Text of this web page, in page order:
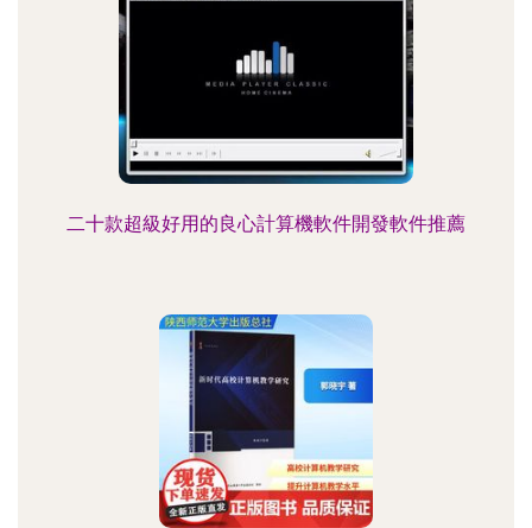
二十款超級好用的良心計算機軟件開發軟件推薦